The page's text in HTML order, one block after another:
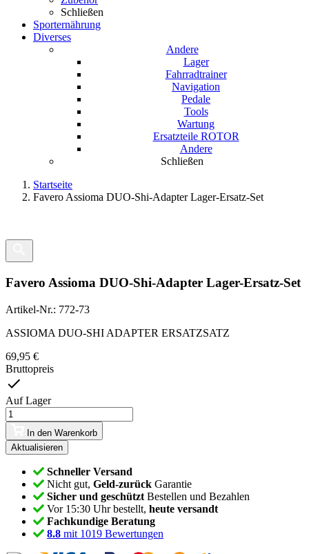
Schließen
Sporternährung
Diverses
Andere
Lager
Fahrradtrainer
Navigation
Pedale
Tools
Wartung
Ersatzteile ROTOR
Andere
Schließen
Startseite
Favero Assioma DUO-Shi-Adapter Lager-Ersatz-Set
Favero Assioma DUO-Shi-Adapter Lager-Ersatz-Set
Artikel-Nr.: 772-73
ASSIOMA DUO-SHI ADAPTER ERSATZSATZ
69,95 €
Bruttopreis
Auf Lager
In den Warenkorb
Schneller Versand
Nicht gut, Geld-zurückGarantie
Sicher und geschütztBestellen und Bezahlen
Vor 15:30 Uhr bestellt, heute versandt
Fachkundige Beratung
8.8mit 1019 Bewertungen